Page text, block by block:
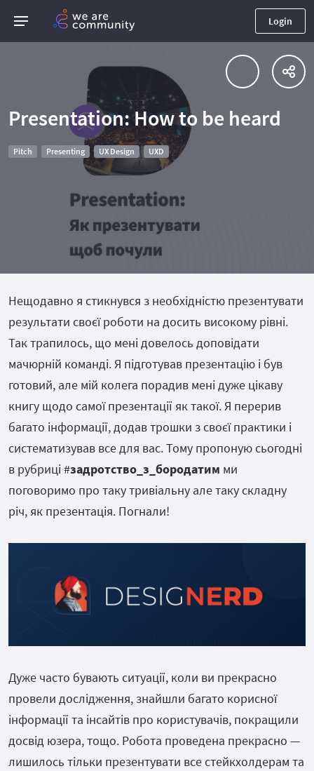
Login
Presentation: How to be heard
Pitch Presenting UX Design UXD
Нещодавно я стикнувся з необхідністю презентувати
результати своєї роботи на досить високому рівні.
Так трапилось, що мені довелось доповідати
мачюрній команді. Я підготував презентацію і був
готовий, але мій колега порадив мені дуже цікаву
книгу щодо самої презентації як такої. Я перерив
багато інформації, додав трошки з своєї практики і
систематизував все для вас. Тому пропоную сьогодні
в рубриці #задротство_з_бородатим ми
поговоримо про таку тривіальну але таку складну
річ, як презентація. Погнали!
Дуже часто бувають ситуації, коли ви прекрасно
провели дослідження, знайшли багато корисної
інформації та інсайтів про користувачів, покращили
досвід юзера, тощо. Робота проведена прекрасно —
лишилось тільки презентувати все стейкхолдерам та